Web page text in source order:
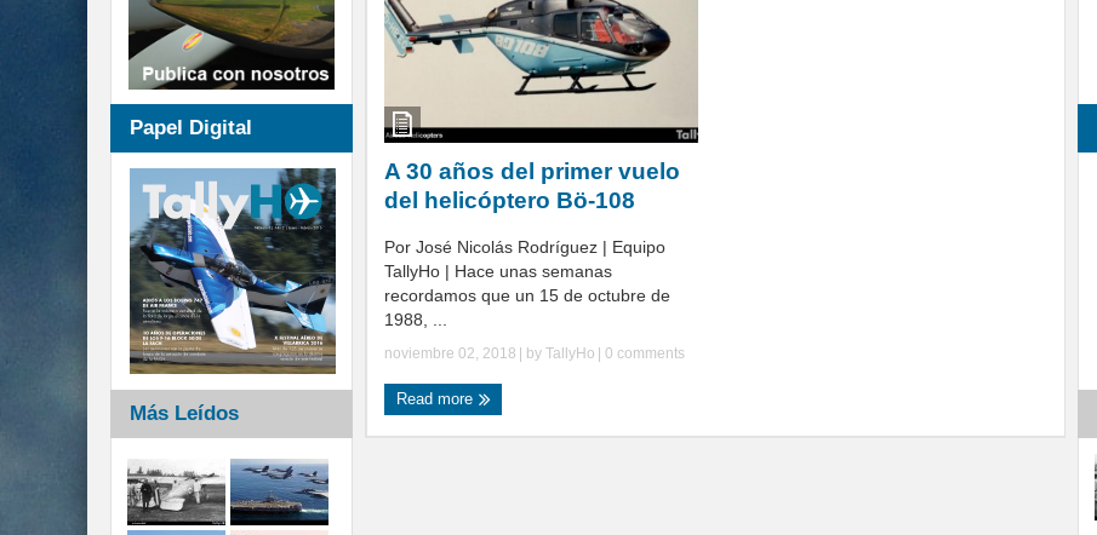
A 30 años del primer vuelo
del helicóptero Bö-108
Por José Nicolás Rodríguez | Equipo
TallyHo | Hace unas semanas
recordamos que un 15 de octubre de
1988, ...
noviembre 02, 2018 | by TallyHo 0 comments
Read more
Papel Digital
Más Leídos